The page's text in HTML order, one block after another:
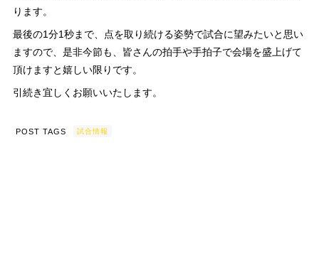
ります。
最後の1分1秒まで、点を取り続ける姿勢で試合に望みたいと思い
ますので、是非今節も、皆さんの拍手や手拍子で会場を盛上げて
頂けますと嬉しい限りです。
引続き宜しくお願いいたします。
POST TAGS 試合情報